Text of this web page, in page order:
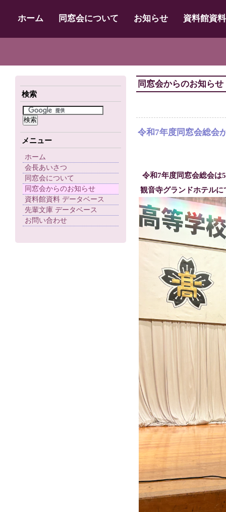
ホーム 同窓会について お知らせ 資料館資
検索
メニュー
ホーム
会長あいさつ
同窓会について
同窓会からのお知らせ
資料館資料 データベース
先輩文庫 データベース
お問い合わせ
同窓会からのお知らせ
令和7年度同窓会総会
令和7年度同窓会総会は
観音寺グランドホテル